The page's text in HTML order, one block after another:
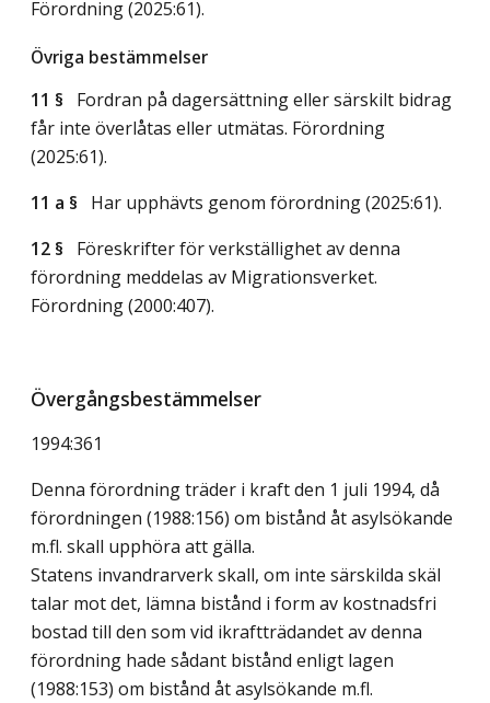
Förordning (2025:61).
Övriga bestämmelser
11 § Fordran på dagersättning eller särskilt bidrag
får inte överlåtas eller utmätas. Förordning
(2025:61).
11 a § Har upphävts genom förordning (2025:61).
12 § Föreskrifter för verkställighet av denna
förordning meddelas av Migrationsverket.
Förordning (2000:407).
Övergångsbestämmelser
1994:361
Denna förordning träder i kraft den 1 juli 1994, då
förordningen (1988:156) om bistånd åt asylsökande
m.fl. skall upphöra att gälla.
Statens invandrarverk skall, om inte särskilda skäl
talar mot det, lämna bistånd i form av kostnadsfri
bostad till den som vid ikraftträdandet av denna
förordning hade sådant bistånd enligt lagen
(1988:153) om bistånd åt asylsökande m.fl.